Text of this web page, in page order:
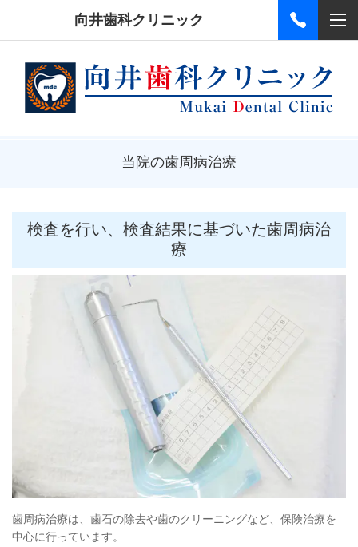
向井歯科クリニック
当院の歯周病治療
検査を行い、検査結果に基づいた歯周病治
療
歯周病治療は、歯石の除去や歯のクリーニングなど、保険治療を
中心に行っています。